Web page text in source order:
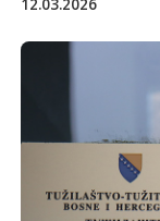
12.03.2026